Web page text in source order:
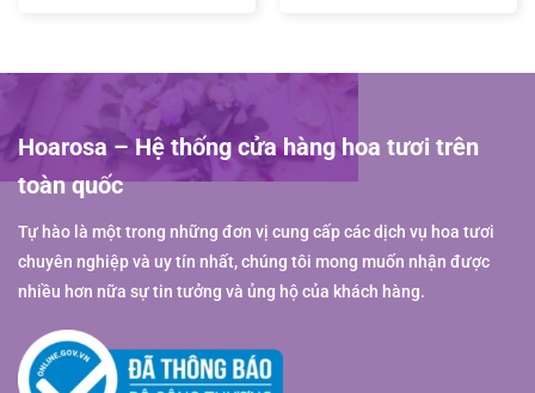
Hoarosa – Hệ thống cửa hàng hoa tươi trên
toàn quốc
Tự hào là một trong những đơn vị cung cấp các dịch vụ hoa tươi
chuyên nghiệp và uy tín nhất, chúng tôi mong muốn nhận được
nhiều hơn nữa sự tin tưởng và ủng hộ của khách hàng.